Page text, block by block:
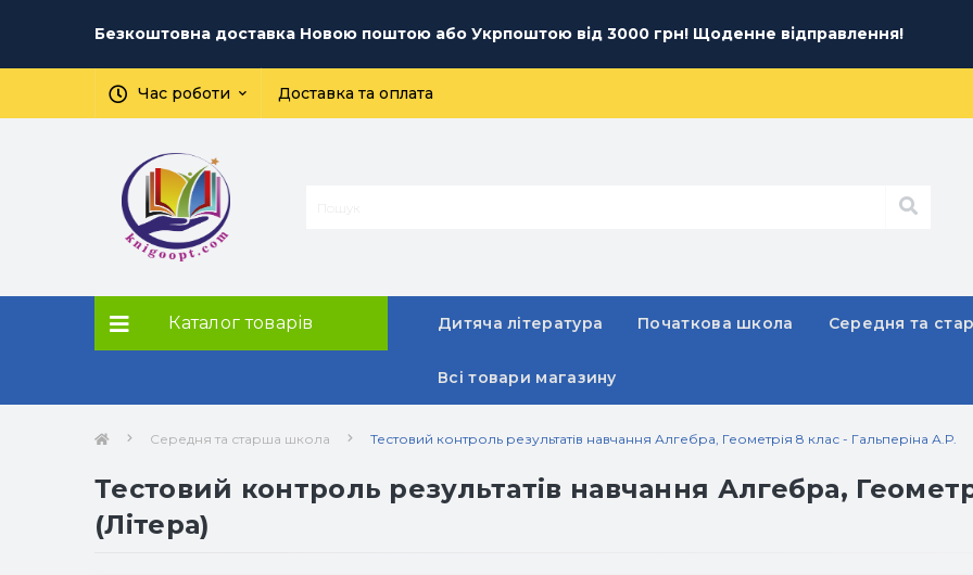
Безкоштовна доставка Новою поштою або Укрпоштою від 3000 грн! Щоденне відправлення!
Час роботи Доставка та оплата
Каталог товарів Дитяча література Початкова школа Середня та
Всі товари магазину
Середня та старша школа Тестовий контроль результатів навчання Алгебра, Геометрія 8 клас - Гальперіна А.Р.
Тестовий контроль результатів навчання Алгебра,
(Літера)